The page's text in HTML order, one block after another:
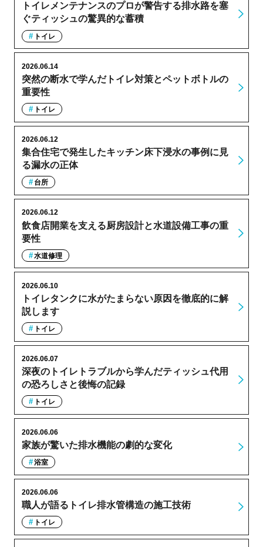
トイレメンテナンスのプロが警告する排水路を塞
ぐティッシュの驚異的な蓄積
トイレ
突然の断水で学んだトイレ対策とペットボトルの
重要性
2026.06.14
トイレ
集合住宅で発生したキッチン床下浸水の事例に見
る漏水の正体
2026.06.12
台所
飲食店開業を支える厨房設計と水道設備工事の重
要性
2026.06.12
水道修理
トイレタンクに水がたまらない原因を徹底的に解
説します
2026.06.10
トイレ
深夜のトイレトラブルから学んだティッシュ代用
の恐ろしさと後悔の記録
2026.06.07
トイレ
家族が驚いた排水機能の劇的な変化
2026.06.06
浴室
職人が語るトイレ排水管構造の施工技術
2026.06.06
トイレ